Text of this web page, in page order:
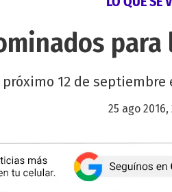
12 de
25 ago 2016,